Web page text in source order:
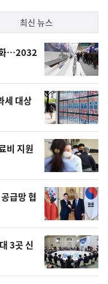
락
최신 뉴스
화…2032
세 대상
비 지원
급망 협
3곳 신